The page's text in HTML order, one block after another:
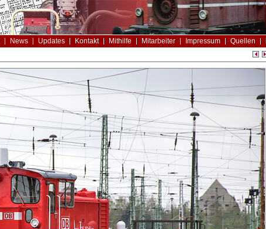
News Updates Kontakt Mithilfe Mitarbeiter Impressum Quellen